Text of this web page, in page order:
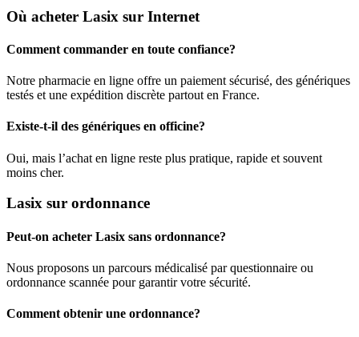
Où acheter Lasix sur Internet
Comment commander en toute confiance?
Notre pharmacie en ligne offre un paiement sécurisé, des génériques
testés et une expédition discrète partout en France.
Existe-t-il des génériques en officine?
Oui, mais l’achat en ligne reste plus pratique, rapide et souvent
moins cher.
Lasix sur ordonnance
Peut-on acheter Lasix sans ordonnance?
Nous proposons un parcours médicalisé par questionnaire ou
ordonnance scannée pour garantir votre sécurité.
Comment obtenir une ordonnance?